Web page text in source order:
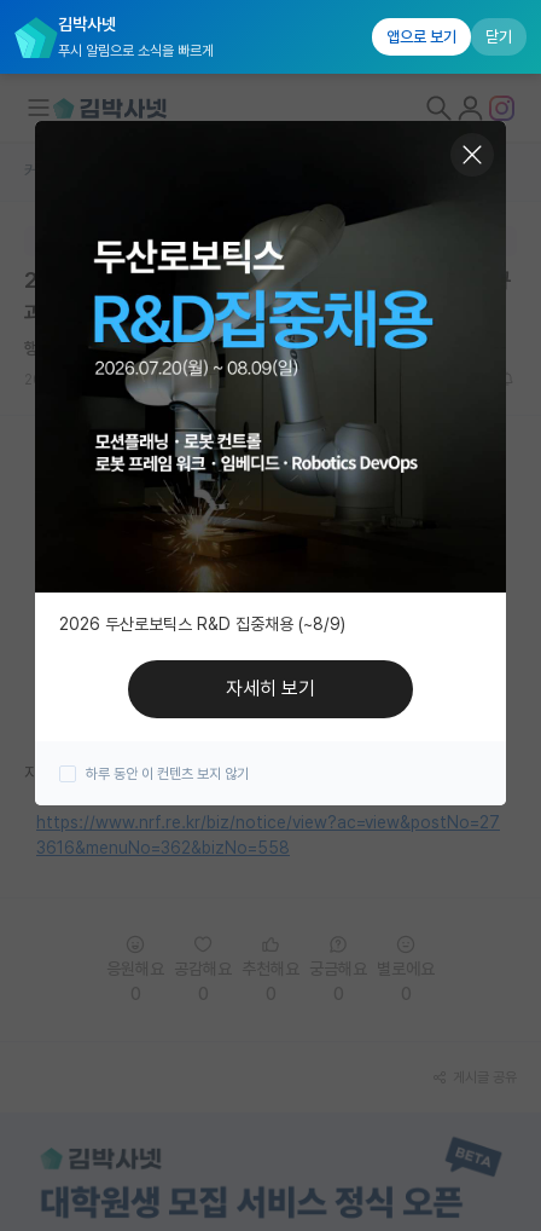
김박사넷
푸시 알림으로 소식을 빠르게
앱으로 보기 닫기
국내대학원 정보
연구실&오픈랩
커뮤니티
커뮤니티 홈
전체글보기
베스트 게시판
IF 명예의전당
자유 게시판(아무개랩)
미국 유학 게시판
미국 대학원 합격 후기 게시판
대학원 합격 후기 게시판
연구실(PI) 홍보 게시판
인문사회 계열 게시판
특수/전문대학원 게시판
커뮤니티 홈
본문이 수정되지 않는 박제글입니다.
2026년도 「양자컴퓨팅기반양자이득도전연구」사업 신규
과제 공모
행복한 코페르니쿠스
2026.05.26 0 364
자세한 내용은 홈페이지를 참고해 주세요.
https://www.nrf.re.kr/biz/notice/view?ac=view&postNo=27
3616&menuNo=362&bizNo=558
2026 두산로보틱스 R&D 집중채용 (~8/9)
자세히 보기
하루 동안 이 컨텐츠 보지 않기